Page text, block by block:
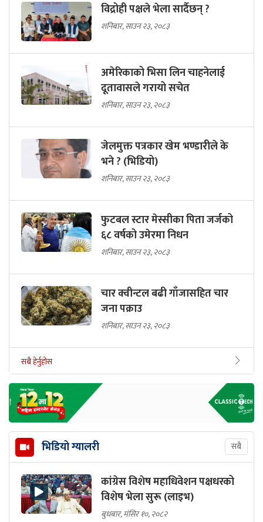
विद्रोही पक्षले भेला सार्दैछन् ?
शनिबार, साउन २३, २०८३
अमेरिकाको भिसा लिन चाहनेलाई
दूतावासले गरायो सचेत
शनिबार, साउन २३, २०८३
जेलमुक्त पत्रकार खेम भण्डारीले के
भने ? (भिडियो)
शनिबार, साउन २३, २०८३
फुटबल स्टार मेस्सीका पिता जर्जको
६८ वर्षको उमेरमा निधन
शनिबार, साउन २३, २०८३
चार क्वीन्टल बढी गाँजासहित चार
जना पक्राउ
शनिबार, साउन २३, २०८३
सबै हेर्नुहोस
भिडियो ग्यालरी सबै
कांग्रेस विशेष महाधिवेशन पक्षधरको
विशेष भेला सुरू (लाइभ)
बुधबार, मंसिर १०, २०८२